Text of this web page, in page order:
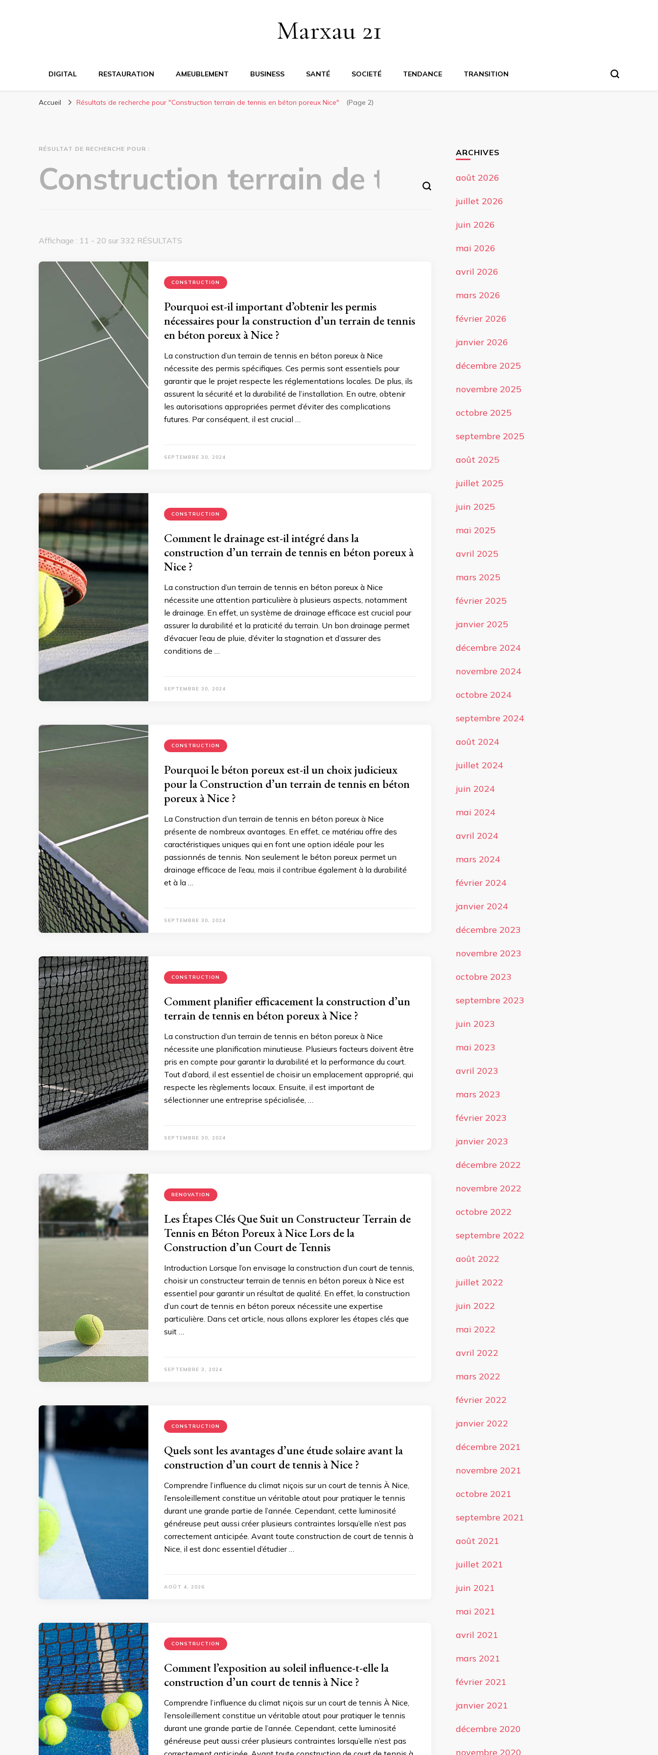
Marxau 21
DIGITAL RESTAURATION AMEUBLEMENT BUSINESS SANTÉ SOCIETÉ TENDANCE TRANSITION
Accueil Résultats de recherche pour "Construction terrain de tennis en béton poreux Nice" (Page 2)
RÉSULTAT DE RECHERCHE POUR :
Vous recherchiez quelque chose ?
Affichage : 11 - 20 sur 332 RÉSULTATS
CONSTRUCTION
Pourquoi est-il important d’obtenir les permis
nécessaires pour la construction d’un terrain de tennis
en béton poreux à Nice ?
La construction d’un terrain de tennis en béton poreux à Nice
nécessite des permis spécifiques. Ces permis sont essentiels pour
garantir que le projet respecte les réglementations locales. De plus, ils
assurent la sécurité et la durabilité de l’installation. En outre, obtenir
les autorisations appropriées permet d’éviter des complications
futures. Par conséquent, il est crucial …
SEPTEMBRE 30, 2024
CONSTRUCTION
Comment le drainage est-il intégré dans la
construction d’un terrain de tennis en béton poreux à
Nice ?
La construction d’un terrain de tennis en béton poreux à Nice
nécessite une attention particulière à plusieurs aspects, notamment
le drainage. En effet, un système de drainage efficace est crucial pour
assurer la durabilité et la praticité du terrain. Un bon drainage permet
d’évacuer l’eau de pluie, d’éviter la stagnation et d’assurer des
conditions de …
SEPTEMBRE 30, 2024
CONSTRUCTION
Pourquoi le béton poreux est-il un choix judicieux
pour la Construction d’un terrain de tennis en béton
poreux à Nice ?
La Construction d’un terrain de tennis en béton poreux à Nice
présente de nombreux avantages. En effet, ce matériau offre des
caractéristiques uniques qui en font une option idéale pour les
passionnés de tennis. Non seulement le béton poreux permet un
drainage efficace de l’eau, mais il contribue également à la durabilité
et à la …
SEPTEMBRE 30, 2024
CONSTRUCTION
Comment planifier efficacement la construction d’un
terrain de tennis en béton poreux à Nice ?
La construction d’un terrain de tennis en béton poreux à Nice
nécessite une planification minutieuse. Plusieurs facteurs doivent être
pris en compte pour garantir la durabilité et la performance du court.
Tout d’abord, il est essentiel de choisir un emplacement approprié, qui
respecte les règlements locaux. Ensuite, il est important de
sélectionner une entreprise spécialisée, …
SEPTEMBRE 30, 2024
RENOVATION
Les Étapes Clés Que Suit un Constructeur Terrain de
Tennis en Béton Poreux à Nice Lors de la
Construction d’un Court de Tennis
Introduction Lorsque l’on envisage la construction d’un court de tennis,
choisir un constructeur terrain de tennis en béton poreux à Nice est
essentiel pour garantir un résultat de qualité. En effet, la construction
d’un court de tennis en béton poreux nécessite une expertise
particulière. Dans cet article, nous allons explorer les étapes clés que
suit …
SEPTEMBRE 3, 2024
CONSTRUCTION
Quels sont les avantages d’une étude solaire avant la
construction d’un court de tennis à Nice ?
Comprendre l’influence du climat niçois sur un court de tennis À Nice,
l’ensoleillement constitue un véritable atout pour pratiquer le tennis
durant une grande partie de l’année. Cependant, cette luminosité
généreuse peut aussi créer plusieurs contraintes lorsqu’elle n’est pas
correctement anticipée. Avant toute construction de court de tennis à
Nice, il est donc essentiel d’étudier …
AOÛT 4, 2026
CONSTRUCTION
Comment l’exposition au soleil influence-t-elle la
construction d’un court de tennis à Nice ?
Comprendre l’influence du climat niçois sur un court de tennis À Nice,
l’ensoleillement constitue un véritable atout pour pratiquer le tennis
durant une grande partie de l’année. Cependant, cette luminosité
généreuse peut aussi créer plusieurs contraintes lorsqu’elle n’est pas
ARCHIVES
août 2026
juillet 2026
juin 2026
mai 2026
avril 2026
mars 2026
février 2026
janvier 2026
décembre 2025
novembre 2025
octobre 2025
septembre 2025
août 2025
juillet 2025
juin 2025
mai 2025
avril 2025
mars 2025
février 2025
janvier 2025
décembre 2024
novembre 2024
octobre 2024
septembre 2024
août 2024
juillet 2024
juin 2024
mai 2024
avril 2024
mars 2024
février 2024
janvier 2024
décembre 2023
novembre 2023
octobre 2023
septembre 2023
juin 2023
mai 2023
avril 2023
mars 2023
février 2023
janvier 2023
décembre 2022
novembre 2022
octobre 2022
septembre 2022
août 2022
juillet 2022
juin 2022
mai 2022
avril 2022
mars 2022
février 2022
janvier 2022
décembre 2021
novembre 2021
octobre 2021
septembre 2021
août 2021
juillet 2021
juin 2021
mai 2021
avril 2021
mars 2021
février 2021
janvier 2021
décembre 2020
novembre 2020